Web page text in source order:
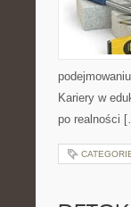
Kariery w
po realności